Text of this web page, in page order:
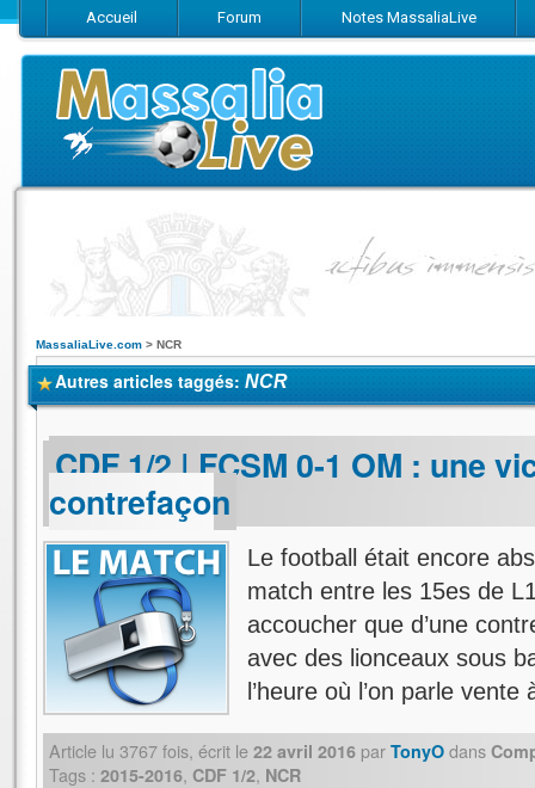
Accueil Forum Notes MassaliaLive
Suivez-nous sur Facebook
Suivez-nous sur Twitter
Abonnez-
MassaliaLive.com > NCR
Autres articles taggés: NCR
CDF 1/2 | FCSM 0-1 OM : une
contrefaçon
Le football était encore
match entre les 15es de
accoucher que d’une
avec des lionceaux sous
l’heure où l’on parle
Article lu 3767fois, écrit le 22 avril 2016 par TonyO dans
Tags : 2015-2016, CDF 1/2, NCR